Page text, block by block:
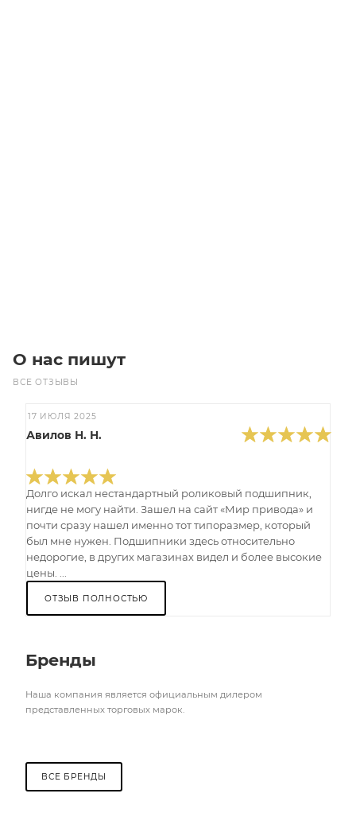
О нас пишут
ВСЕ ОТЗЫВЫ
17 ИЮЛЯ 2025
Авилов Н. Н.
Долго искал нестандартный роликовый подшипник,
нигде не могу найти. Зашел на сайт «Мир привода» и
почти сразу нашел именно тот типоразмер, который
был мне нужен. Подшипники здесь относительно
недорогие, в других магазинах видел и более высокие
цены. ...
ОТЗЫВ ПОЛНОСТЬЮ
Бренды
Наша компания является официальным дилером
представленных торговых марок.
ВСЕ БРЕНДЫ